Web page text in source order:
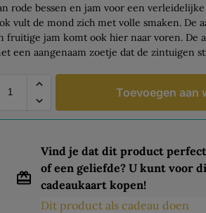
rode bessen en jam voor een
vult de mond zich met volle smaken. De
fruitige jam komt ook hier naar voren. De
een aangenaam zoetje dat de zintuigen
Toevoegen aan
Vind je dat dit product
of een geliefde? U kunt voor
cadeaukaart kopen!
Dit product als cadeau doen